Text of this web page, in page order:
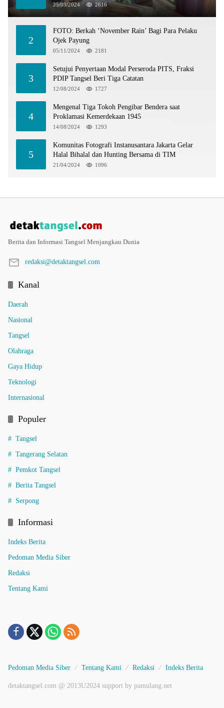
25/09/2024 2616
2
FOTO: Berkah ‘November Rain’ Bagi Para Pelaku
Ojek Payung
05/11/2024 2181
3
Setujui Penyertaan Modal Perseroda PITS, Fraksi
PDIP Tangsel Beri Tiga Catatan
12/08/2024 1727
4
Mengenal Tiga Tokoh Pengibar Bendera saat
Proklamasi Kemerdekaan 1945
14/08/2024 1293
5
Komunitas Fotografi Instanusantara Jakarta Gelar
Halal Bihalal dan Hunting Bersama di TIM
21/04/2024 1096
Berita dan Informasi Tangsel Menjangkau Dunia
redaksi@detaktangsel.com
Kanal
Daerah
Nasional
Tangsel
Olahraga
Gaya Hidup
Teknologi
Internasional
Populer
Tangsel
Tangerang Selatan
Pemkot Tangsel
Berita Tangsel
Serpong
Informasi
Indeks Berita
Pedoman Media Siber
Redaksi
Tentang Kami
Pedoman Media Siber Tentang Kami Redaksi Indeks Berita
detaktangsel.com @ 2013U2024 support by pamulang.net